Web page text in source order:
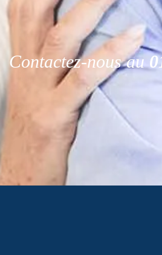
Contactez-nous au